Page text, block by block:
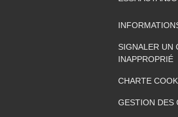
SIGNALER UN
INAPPROPRIÉ
CHARTE
GESTION DES